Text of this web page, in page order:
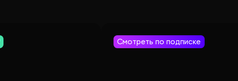
Смотреть по подписке